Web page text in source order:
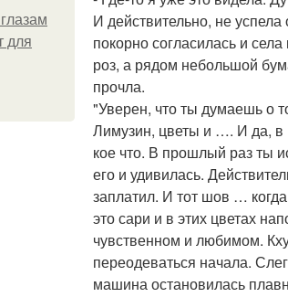
для
И действительно, не
покорно согласилась и
роз, а рядом небольшой
прочла.
"Уверен, что ты думаешь о
Лимузин, цветы и …. И да, в
кое что. В прошлый раз ты
его и удивилась.
заплатил. И тот шов …
это сари и в этих цветах
чувственном и любимом.
переодеваться начала.
машина остановилась